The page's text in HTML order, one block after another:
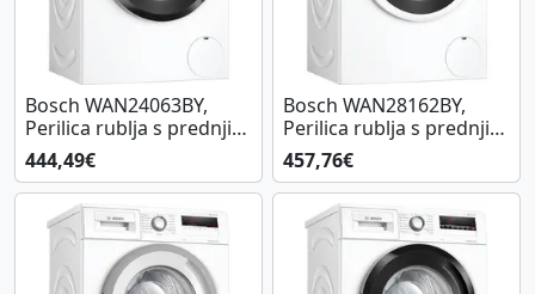
Bosch WAN24063BY,
Perilica rublja s prednjim
punjenjem
444,49€
Bosch WAN28162BY,
Perilica rublja s prednjim
punjenjem
457,76€